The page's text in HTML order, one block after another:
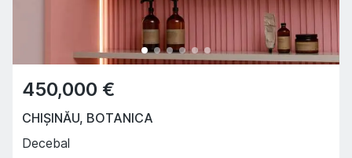
450,000 €
CHIȘINĂU, BOTANICA
Decebal